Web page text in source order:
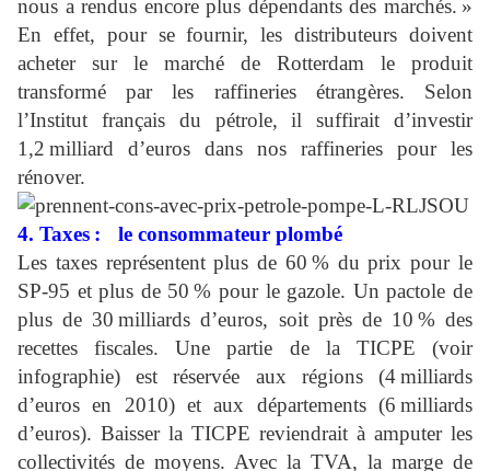
nous a rendus encore plus dépendants des marchés. »
En effet, pour se fournir, les distributeurs doivent
acheter sur le marché de Rotterdam le produit
transformé par les raffineries étrangères. Selon
l’Institut français du pétrole, il suffirait d’investir
1,2 milliard d’euros dans nos raffineries pour les
rénover.
4. Taxes : le consommateur plombé
Les taxes représentent plus de 60 % du prix pour le
SP-95 et plus de 50 % pour le gazole. Un pactole de
plus de 30 milliards d’euros, soit près de 10 % des
recettes fiscales. Une partie de la TICPE (voir
infographie) est réservée aux régions (4 milliards
d’euros en 2010) et aux départements (6 milliards
d’euros). Baisser la TICPE reviendrait à amputer les
collectivités de moyens. Avec la TVA, la marge de